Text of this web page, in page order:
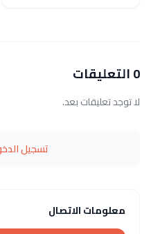
0 التعليقات
لا توجد تعليقات بعد.
تسجيل
معلومات الاتصال